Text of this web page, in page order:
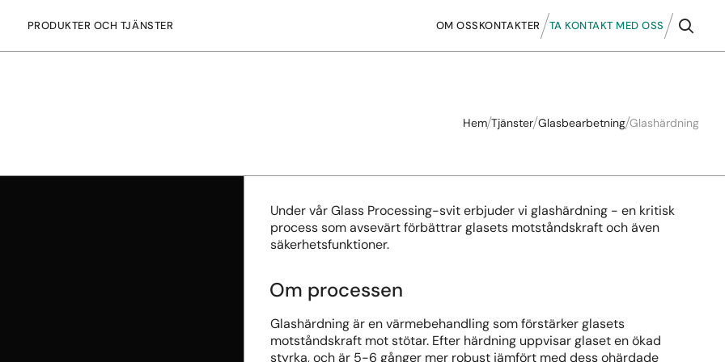
PRODUKTER OCH TJÄNSTER OM OSSKONTAKTER TA KONTAKT MED OSS
Hem Tjänster Glasbearbetning Glashärdning
Under vår Glass Processing-svit erbjuder vi glashärdning - en kritisk
process som avsevärt förbättrar glasets motståndskraft och även
säkerhetsfunktioner.
Om processen
Glashärdning är en värmebehandling som förstärker glasets
motståndskraft mot stötar. Efter härdning uppvisar glaset en ökad
styrka, och är 5-6 gånger mer robust jämfört med dess ohärdade